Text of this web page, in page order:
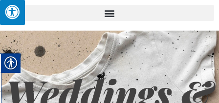
Weddings &